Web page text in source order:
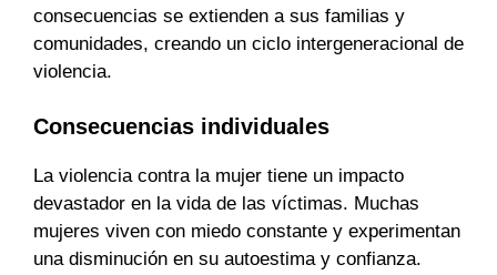
consecuencias se extienden a sus familias y
comunidades, creando un ciclo intergeneracional de
violencia.
Consecuencias individuales
La violencia contra la mujer tiene un impacto
devastador en la vida de las víctimas. Muchas
mujeres viven con miedo constante y experimentan
una disminución en su autoestima y confianza.